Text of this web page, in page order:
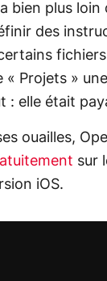
bien plus
des
Projets »
: elle était
ouailles,
sur
iOS.